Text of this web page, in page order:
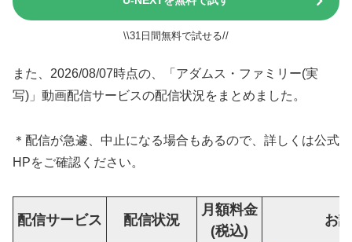
\\31日間無料で試せる//
また、2026/08/07時点の、「アダムス・ファミリー(実
写)」動画配信サービスの配信状況をまとめました。
＊配信が急遽、中止になる場合もあるので、詳しくは公式
HPをご確認ください。
配信サービス 配信状況
月額料金
(税込)
お